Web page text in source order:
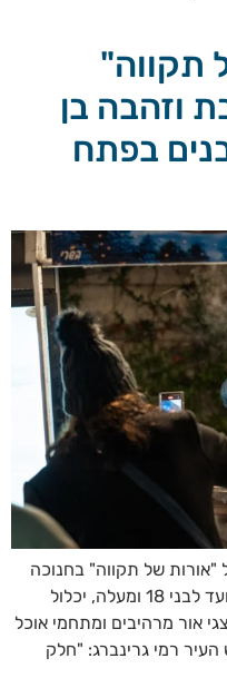
תקווה"
וזהבה בן
בפתח
"אורות של תקווה" בחנוכה
2025 בפארק יד לבנים. האירוע, המיועד לבני 18 ומעלה, יכלול
אור מרהיבים ומתחמי אוכל
רמי גרינברג: "חלק